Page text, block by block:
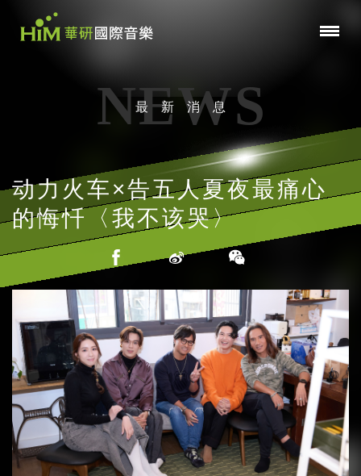
最新消息
NEWS
动力火车×告五人夏夜最痛心
的悔忏〈我不该哭〉